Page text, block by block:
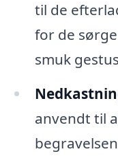
til de
for de
smuk
anvendt til